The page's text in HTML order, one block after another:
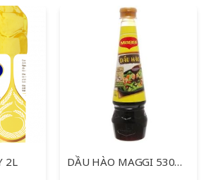
2L DẦU HÀO MAGGI 530ML